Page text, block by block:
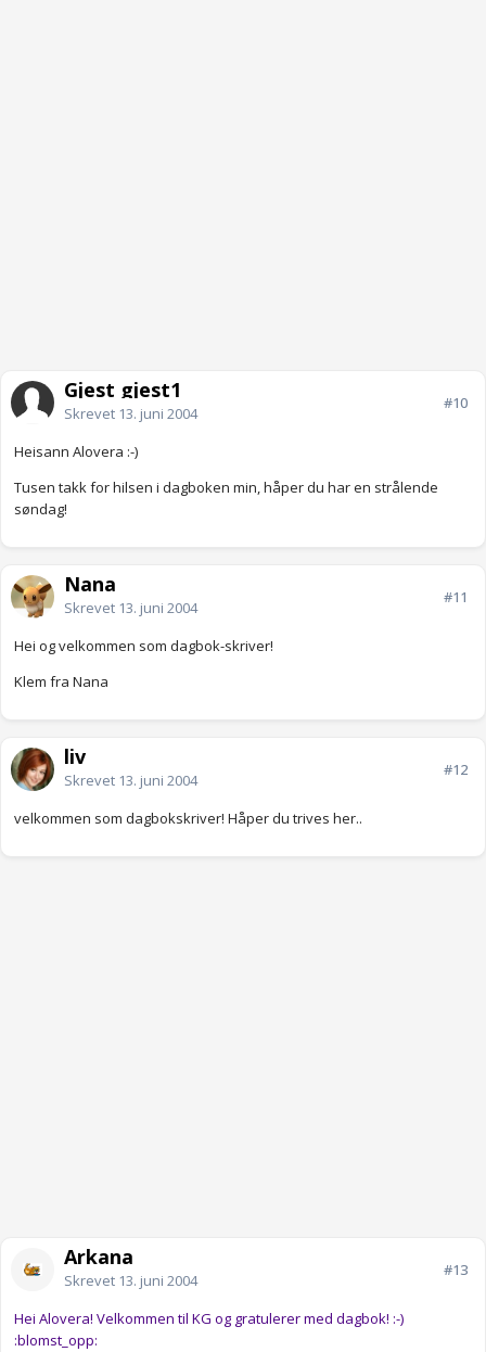
Gjest gjest1
Skrevet 13. juni 2004
#10
Heisann Alovera :-)
Tusen takk for hilsen i dagboken min, håper du har en strålende
søndag!
Nana
Skrevet 13. juni 2004
#11
Hei og velkommen som dagbok-skriver!
Klem fra Nana
liv
Skrevet 13. juni 2004
#12
velkommen som dagbokskriver! Håper du trives her..
Arkana
Skrevet 13. juni 2004
#13
Hei Alovera! Velkommen til KG og gratulerer med dagbok! :-)
:blomst_opp: